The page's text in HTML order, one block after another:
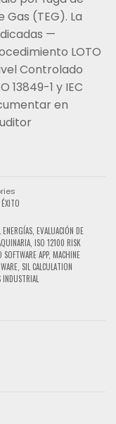
(TEG). La
—
LOTO
Controlado
13849-1 y IEC
en
EVALUACIÓN DE
ISO 12100 RISK
SOFTWARE APP, MACHINE
SIL CALCULATION